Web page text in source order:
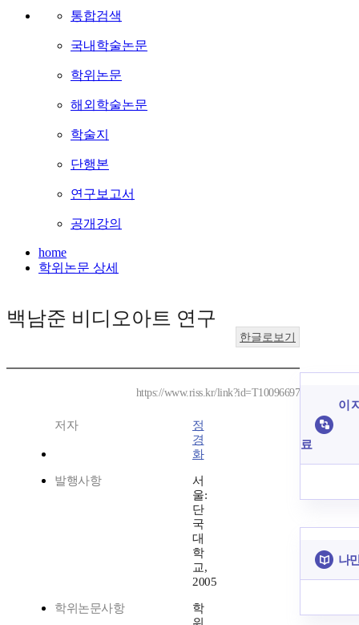
통합검색
국내학술논문
학위논문
해외학술논문
학술지
단행본
연구보고서
공개강의
home
학위논문 상세
백남준 비디오아트 연구
한글로보기
https://www.riss.kr/link?id=T10096697
저자
정
경
화
발행사항
서
울:
단
국
대
학
교,
2005
학위논문사항
학
이
료
나